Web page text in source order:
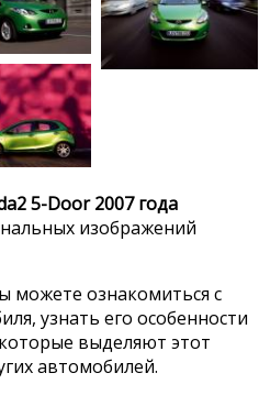
5-Door 2007 года
изображений
можете ознакомиться с
узнать его особенности
выделяют этот
автомобилей.